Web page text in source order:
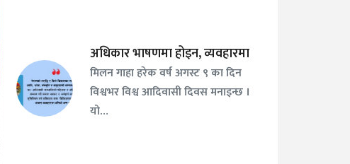
अधिकार भाषणमा होइन, व्यवहारमा
मिलन गाहा हरेक वर्ष अगस्ट ९ का दिन
विश्वभर विश्व आदिवासी दिवस मनाइन्छ ।
यो…